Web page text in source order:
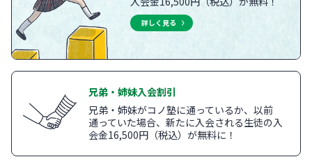
詳しく見る
兄弟・姉妹入会割引
兄弟・姉妹がコノ塾に通っているか、以前
通っていた場合、新たに入会される生徒の入
会金16,500円（税込）が無料に！